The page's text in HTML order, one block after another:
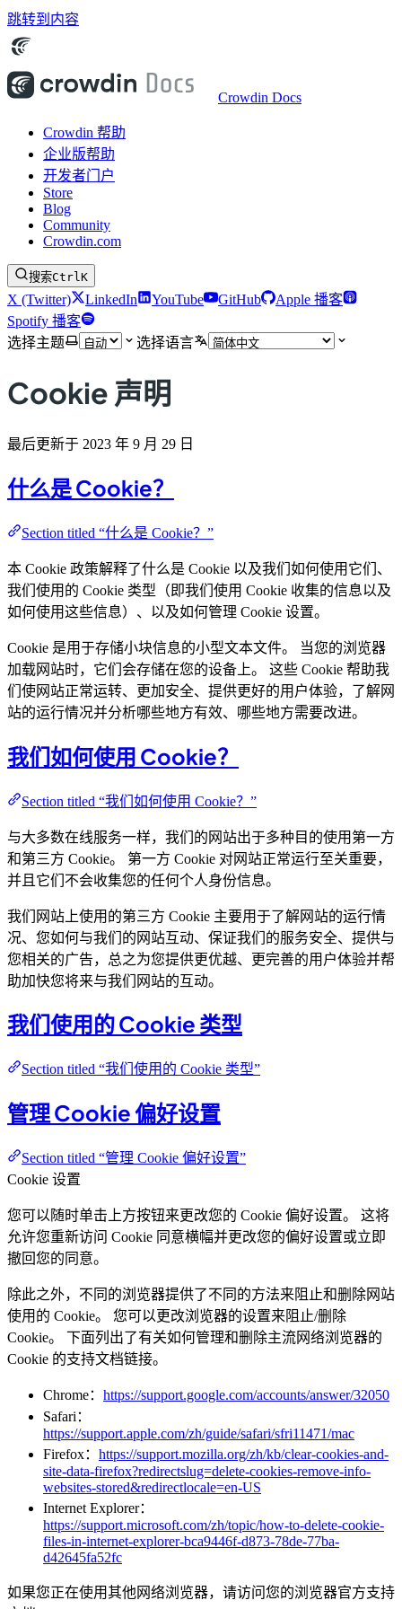
跳转到内容
Crowdin Docs
Crowdin 帮助
企业版帮助
开发者门户
Store
Blog
Community
Crowdin.com
搜索CtrlK
X (Twitter) LinkedIn YouTube GitHub
Apple 播客
Spotify 播客
选择主题
选择语言
Cookie 声明
最后更新于 2023 年 9 月 29 日
什么是 Cookie？
Section titled “什么是 Cookie？”
本 Cookie 政策解释了什么是 Cookie 以及我们如何使用它们、
我们使用的 Cookie 类型（即我们使用 Cookie 收集的信息以及
如何使用这些信息）、以及如何管理 Cookie 设置。
Cookie 是用于存储小块信息的小型文本文件。 当您的浏览器
加载网站时，它们会存储在您的设备上。 这些 Cookie 帮助我
们使网站正常运转、更加安全、提供更好的用户体验，了解网
站的运行情况并分析哪些地方有效、哪些地方需要改进。
我们如何使用 Cookie？
Section titled “我们如何使用 Cookie？”
与大多数在线服务一样，我们的网站出于多种目的使用第一方
和第三方 Cookie。 第一方 Cookie 对网站正常运行至关重要，
并且它们不会收集您的任何个人身份信息。
我们网站上使用的第三方 Cookie 主要用于了解网站的运行情
况、您如何与我们的网站互动、保证我们的服务安全、提供与
您相关的广告，总之为您提供更优越、更完善的用户体验并帮
助加快您将来与我们网站的互动。
我们使用的 Cookie 类型
Section titled “我们使用的 Cookie 类型”
管理 Cookie 偏好设置
Section titled “管理 Cookie 偏好设置”
Cookie 设置
您可以随时单击上方按钮来更改您的 Cookie 偏好设置。 这将
允许您重新访问 Cookie 同意横幅并更改您的偏好设置或立即
撤回您的同意。
除此之外，不同的浏览器提供了不同的方法来阻止和删除网站
使用的 Cookie。 您可以更改浏览器的设置来阻止/删除
Cookie。 下面列出了有关如何管理和删除主流网络浏览器的
Cookie 的支持文档链接。
Chrome： https://support.google.com/accounts/answer/32050
Safari：
https://support.apple.com/zh/guide/safari/sfri11471/mac
Firefox： https://support.mozilla.org/zh/kb/clear-cookies-and-
site-data-firefox?redirectslug=delete-cookies-remove-info-
websites-stored&redirectlocale=en-US
Internet Explorer：
https://support.microsoft.com/zh/topic/how-to-delete-cookie-
files-in-internet-explorer-bca9446f-d873-78de-77ba-
d42645fa52fc
如果您正在使用其他网络浏览器，请访问您的浏览器官方支持